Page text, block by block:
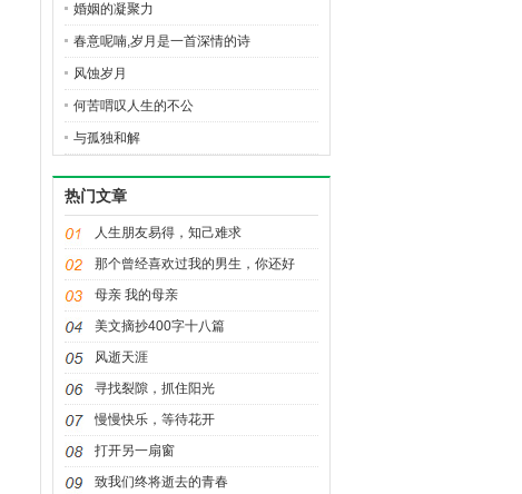
婚姻的凝聚力
春意呢喃,岁月是一首深情的诗
风蚀岁月
何苦喟叹人生的不公
与孤独和解
热门文章
人生朋友易得，知己难求
那个曾经喜欢过我的男生，你还好
吗？
母亲 我的母亲
美文摘抄400字十八篇
风逝天涯
寻找裂隙，抓住阳光
慢慢快乐，等待花开
打开另一扇窗
致我们终将逝去的青春